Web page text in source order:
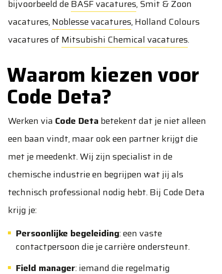
bijvoorbeeld deBASF vacatures,Smit & Zoon
vacatures,Noblesse vacatures,Holland Colours
vacaturesof Mitsubishi Chemical vacatures.
Waarom kiezen voor
Code Deta?
Werken via Code Deta betekent dat je niet alleen
een baan vindt, maar ook een partner krijgt die
met je meedenkt. Wij zijn specialist in de
chemische industrie en begrijpen wat jij als
technisch professional nodig hebt. Bij Code Deta
krijg je:
Persoonlijke begeleiding: een vaste
contactpersoon die je carrière ondersteunt.
Field manager: iemand die regelmatig